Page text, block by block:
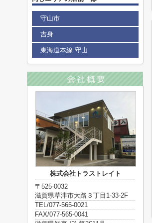
守山市
吉身
東海道本線 守山
株式会社トラストレイト
〒525-0032
滋賀県草津市大路３丁目1-33-2F
TEL/077-565-0021
FAX/077-565-0041